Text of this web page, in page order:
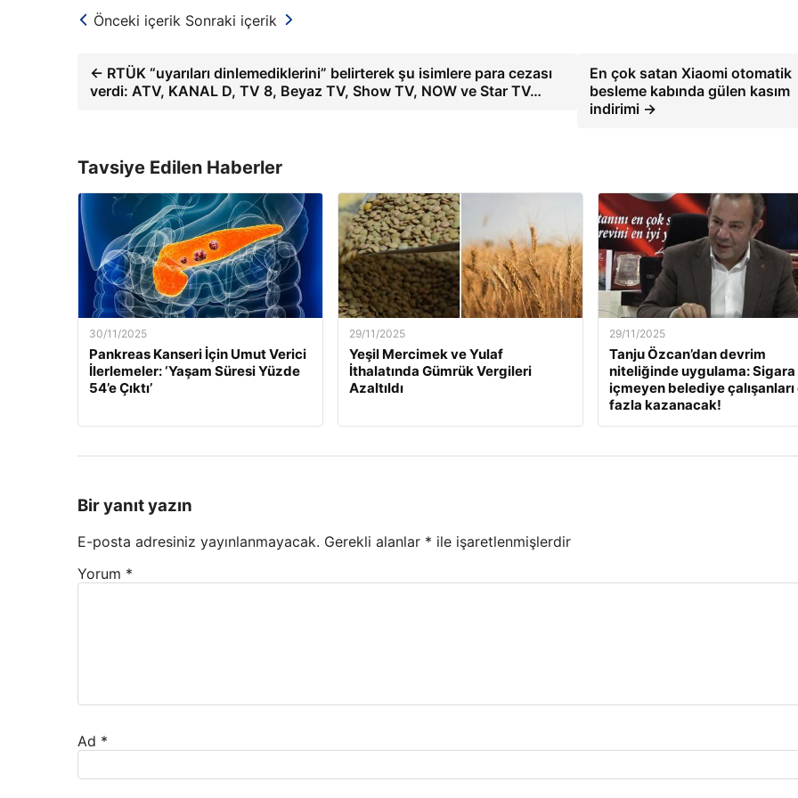
Önceki içerik Sonraki içerik
← RTÜK “uyarıları dinlemediklerini” belirterek şu isimlere para cezası
verdi: ATV, KANAL D, TV 8, Beyaz TV, Show TV, NOW ve Star TV…
En çok satan Xiaomi otomatik
besleme kabında gülen kasım
indirimi →
Tavsiye Edilen Haberler
30/11/2025
Pankreas Kanseri İçin Umut Verici
İlerlemeler: ‘Yaşam Süresi Yüzde
54’e Çıktı’
29/11/2025
Yeşil Mercimek ve Yulaf
İthalatında Gümrük Vergileri
Azaltıldı
29/11/2025
Tanju Özcan’dan devrim
niteliğinde uygulama: Sigara
içmeyen belediye çalışanları
fazla kazanacak!
Bir yanıt yazın
E-posta adresiniz yayınlanmayacak. Gerekli alanlar * ile işaretlenmişlerdir
Yorum *
Ad *